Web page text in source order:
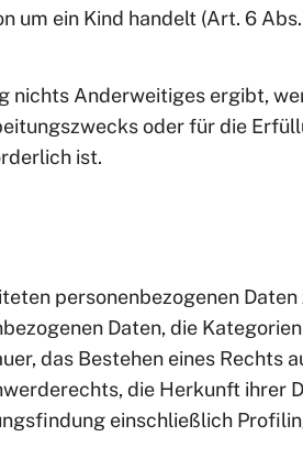
ein Kind handelt (Art. 6 Abs.
Anderweitiges ergibt,
oder für die
ist.
personenbezogenen
Daten, die
das Bestehen eines Rechts
die Herkunft ihrer
einschließlich